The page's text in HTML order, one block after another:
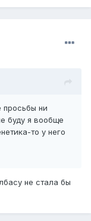
просьбы ни
буду я вообще
то у него
не стала бы